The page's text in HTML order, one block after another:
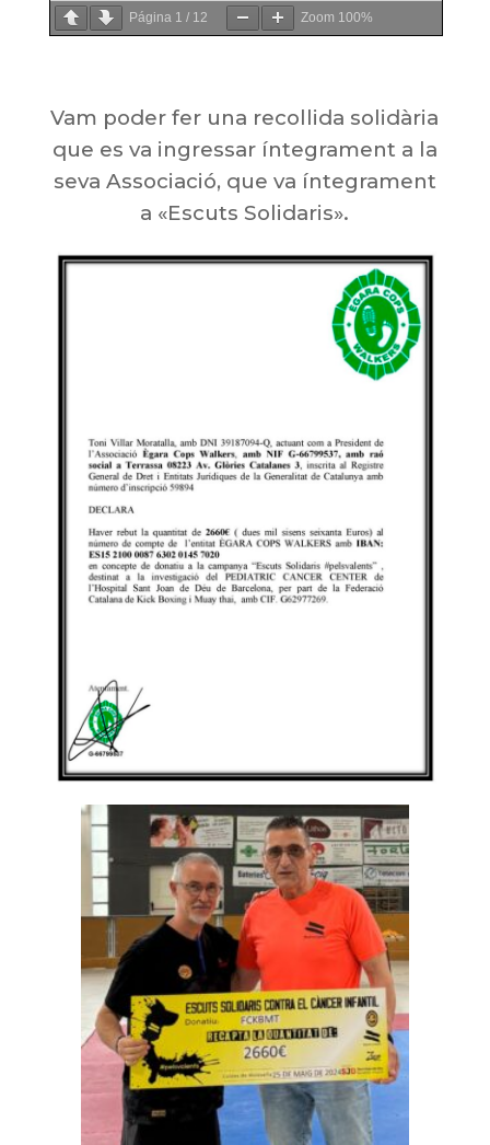
Página 1 / 12 Zoom 100%
Vam poder fer una recollida solidària
que es va ingressar íntegrament a la
seva Associació, que va íntegrament
a «Escuts Solidaris».